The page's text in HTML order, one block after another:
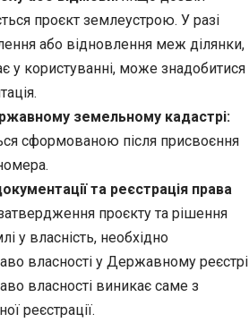
проєкт землеустрою. У разі
або відновлення меж ділянки,
у користуванні, може знадобитися
земельному кадастрі:
сформованою після присвоєння
та реєстрація права
проєкту та рішення
у власність, необхідно
власності у Державному реєстрі
власності виникає саме з
реєстрації.